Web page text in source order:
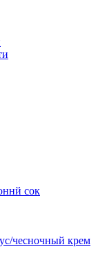
сок
чесночный крем